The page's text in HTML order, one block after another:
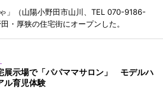
」（山陽小野田市山川、TEL 070-9186-
・厚狭の住宅街にオープンした。
展示場で「パパママサロン」 モデルハ
ル育児体験